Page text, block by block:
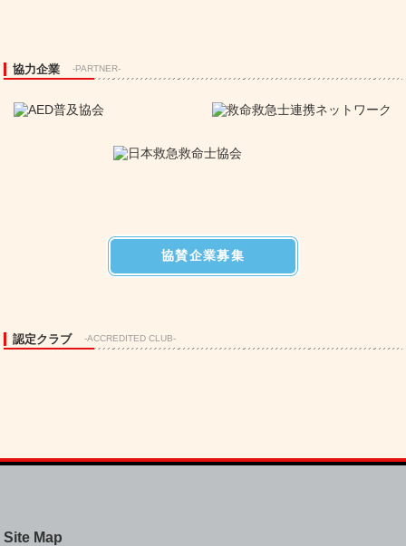
協力企業 -PARTNER-
協賛企業募集
認定クラブ -ACCREDITED CLUB-
Site Map